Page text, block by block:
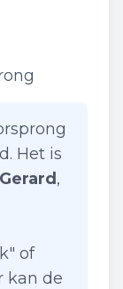
Het is
Gerard ,
of
kan de